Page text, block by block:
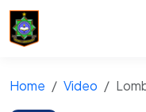
Home Video